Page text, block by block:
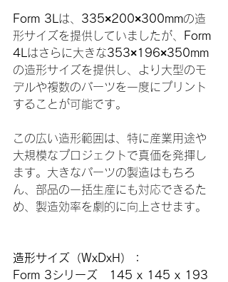
Form 3L は、 335×200×300mmの造
形サイズを提供していましたが、
Form
4L はさらに大きな353×196×350mm
の造形サイズを提供し、より大型のモ
デルや複数のパーツを一度にプリント
することが可能です。
この広い造形範囲は、特に産業用途や
大規模なプロジェクトで真価を発揮し
ます。大きなパーツの製造はもちろ
ん、部品の一括生産にも対応できるた
め、製造効率を劇的に向上させます。
造形サイズ（WxDxH）：
Form 3シリーズ　145 x 145 x 193